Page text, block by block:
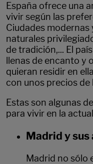
España ofrece una
vivir según las
Ciudades
naturales
de tradición,... El
llenas de encanto y
quieran residir en
con unos precios
Estas son algunas
para vivir en la
Madrid y
Madrid no sólo